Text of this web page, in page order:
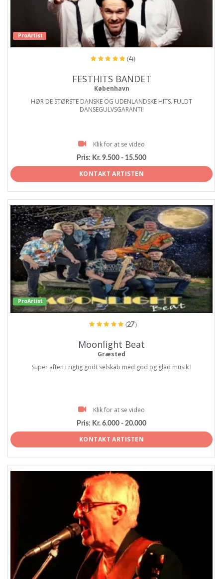
ProArtist
(4)
FESTHITS BANDET
København
HØR DE STØRSTE DANSKE OG UDENLANDSKE HITS. FULDT
DANSEGULVSGARANTI!
Klik for at se video
Pris: Kr. 9.500 - 15.500
KONTAKT ARTISTEN
ProArtist
(27)
Moonlight Beat
Græsted
Super aften i rigtig godt selskab med god og glad musik !
Klik for at se video
Pris: Kr. 6.000 - 20.000
KONTAKT ARTISTEN